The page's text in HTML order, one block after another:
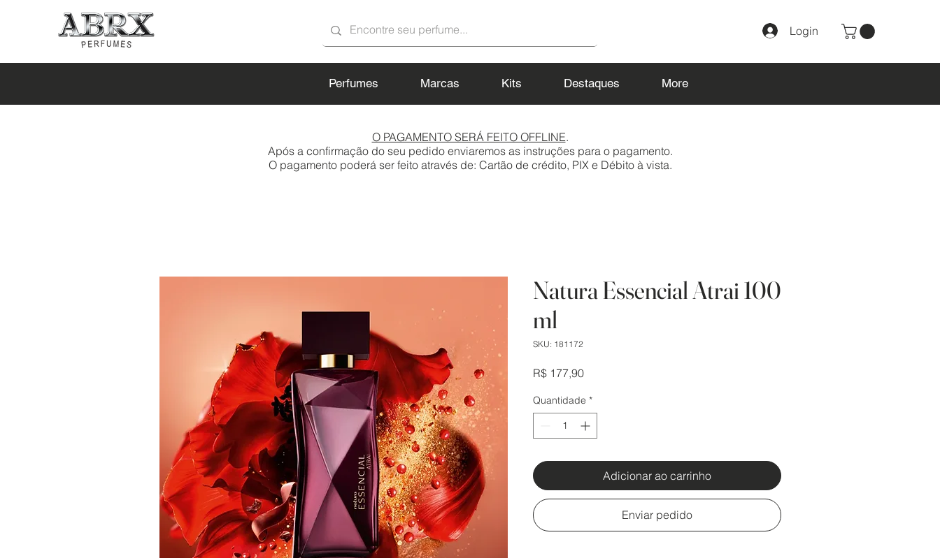
Login
Perfumes Marcas Kits Destaques More
O PAGAMENTO SERÁ FEITO OFFLINE.
Após a confirmação do seu pedido enviaremos as instruções para o pagamento.
O pagamento poderá ser feito através de: Cartão de crédito, PIX e Débito à vista.
Natura Essencial Atrai 100
ml
SKU: 181172
R$ 177,90Preço
Quantidade *
Adicionar ao carrinho
Enviar pedido